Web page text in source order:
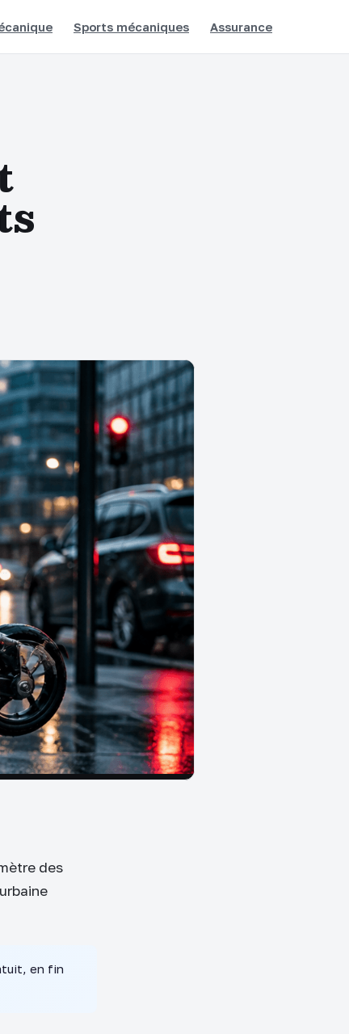
Sports mécaniques Assurance
des
en fin